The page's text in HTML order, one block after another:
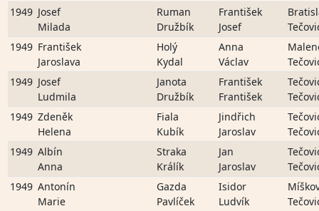
1949 Josef
Milada
Ruman
Družbík
František
Josef
1949 František
Jaroslava
Holý
Kydal
Anna
Václav
1949 Josef
Ludmila
Janota
Družbík
František
František
1949 Zdeněk
Helena
Fiala
Kubík
Jindřich
Jaroslav
1949 Albín
Anna
Straka
Králík
Jan
Jaroslav
1949 Antonín
Marie
Gazda
Pavlíček
Isidor
Ludvík